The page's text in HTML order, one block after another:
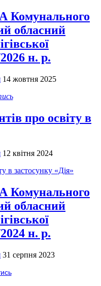
обласний
н. р.
14 жовтня 2025
про освіту в
12 квітня 2024
в застосунку «Дія»
обласний
н. р.
31 серпня 2023